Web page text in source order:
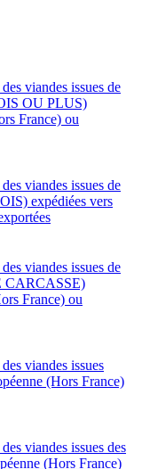
viandes issues de
OU PLUS)
France) ou
viandes issues de
expédiées vers
viandes issues de
CARCASSE)
France) ou
viandes issues
(Hors France)
viandes issues des
(Hors France)